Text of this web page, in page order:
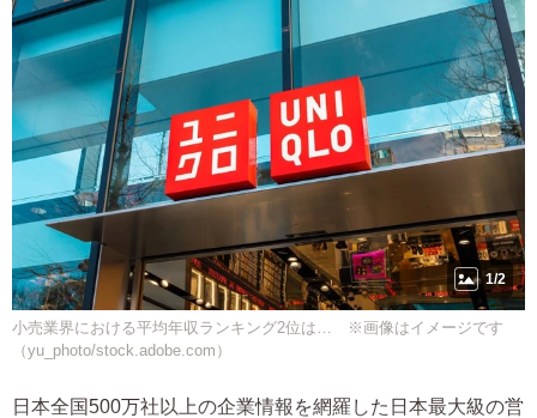
1/2
小売業界における平均年収ランキング2位は… ※画像はイメージです
（yu_photo/stock.adobe.com）
日本全国500万社以上の企業情報を網羅した日本最大級の営